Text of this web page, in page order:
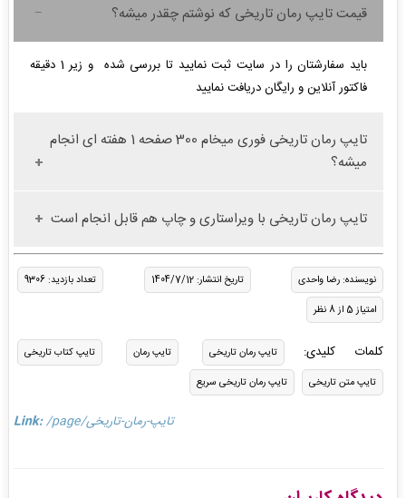
قیمت تایپ رمان تاریخی که نوشتم چقدر میشه؟
باید سفارشتان را در سایت ثبت نمایید تا بررسی شده و زیر 1 دقیقه
فاکتور آنلاین و رایگان دریافت نمایید
تایپ رمان تاریخی فوری میخام 300 صفحه 1 هفته ای انجام
میشه؟
تایپ رمان تاریخی با ویراستاری و چاپ هم قابل انجام است
نویسنده: رضا واحدی تاریخ انتشار: 1404/7/12
تعداد بازدید: 9306
امتیاز 5 از 8 نظر
کلمات کلیدی: تایپ رمان تاریخی تایپ رمان
تایپ کتاب تاریخی
تایپ متن تاریخی
تایپ رمان تاریخی سریع
Link: /page/تایپ-رمان-تاریخی